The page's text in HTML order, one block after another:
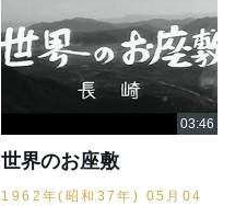
世界のお座敷
1962年(昭和37年) 05月04